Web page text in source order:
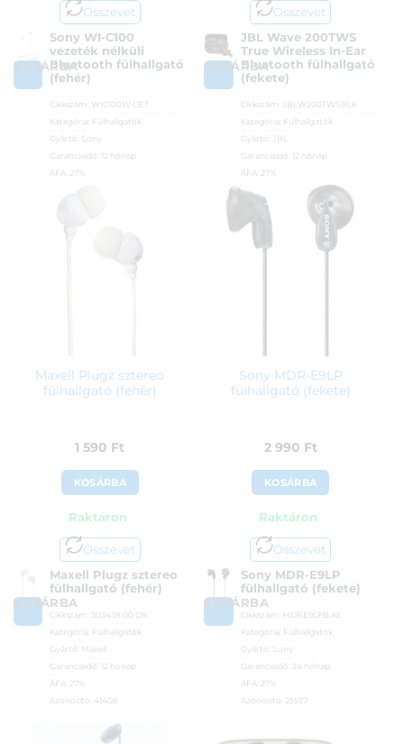
Összevet
KOSÁRBA
Sony WI-C100
vezeték nélküli
Bluetooth fülhallgató
(fehér)
Cikkszám: WIC100W.CE7
Kategória:
Fülhallgatók
Gyártó: Sony
Garanciaidő:
12 hónap
ÁFA: 27%
Összevet
KOSÁRBA
JBL Wave 200TWS
True Wireless In-Ear
Bluetooth fülhallgató
(fekete)
Cikkszám:
JBLW200TWSBLK
Kategória:
Fülhallgatók
Gyártó:
JBL
Garanciaidő:
12 hónap
ÁFA: 27%
Azonosító:
13 290
Maxell Plugz sztereo
fülhallgató (fehér)
1 590 Ft
KOSÁRBA
Raktáron
Összevet
KOSÁRBA
Maxell Plugz sztereo
fülhallgató (fehér)
Cikkszám:
303438.00.CN
Kategória: Fülhallgatók
Gyártó: Maxell
Garanciaidő: 12 hónap
ÁFA:
27%
Azonosító: 41408
Sony MDR-E9LP
fülhallgató (fekete)
2 990 Ft
KOSÁRBA
Raktáron
Összevet
KOSÁRBA
Sony MDR-E9LP
fülhallgató (fekete)
Cikkszám: MDRE9LPB.AE
Kategória: Fülhallgatók
Gyártó: Sony
Garanciaidő:
24 hónap
ÁFA:
27%
Azonosító:
25537